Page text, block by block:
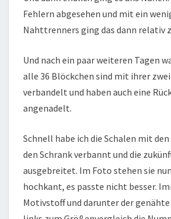
Fehlern abgesehen und mit ein
Nahttrenners ging das dann relativ
Und nach ein paar weiteren Tagen
alle 36 Blöckchen sind mit ihrer
verbandelt und haben auch eine
angenadelt.
Schnell habe ich die Schalen mit
den Schrank verbannt und die
ausgebreitet. Im Foto stehen sie
hochkant, es passte nicht besser.
Motivstoff und darunter der